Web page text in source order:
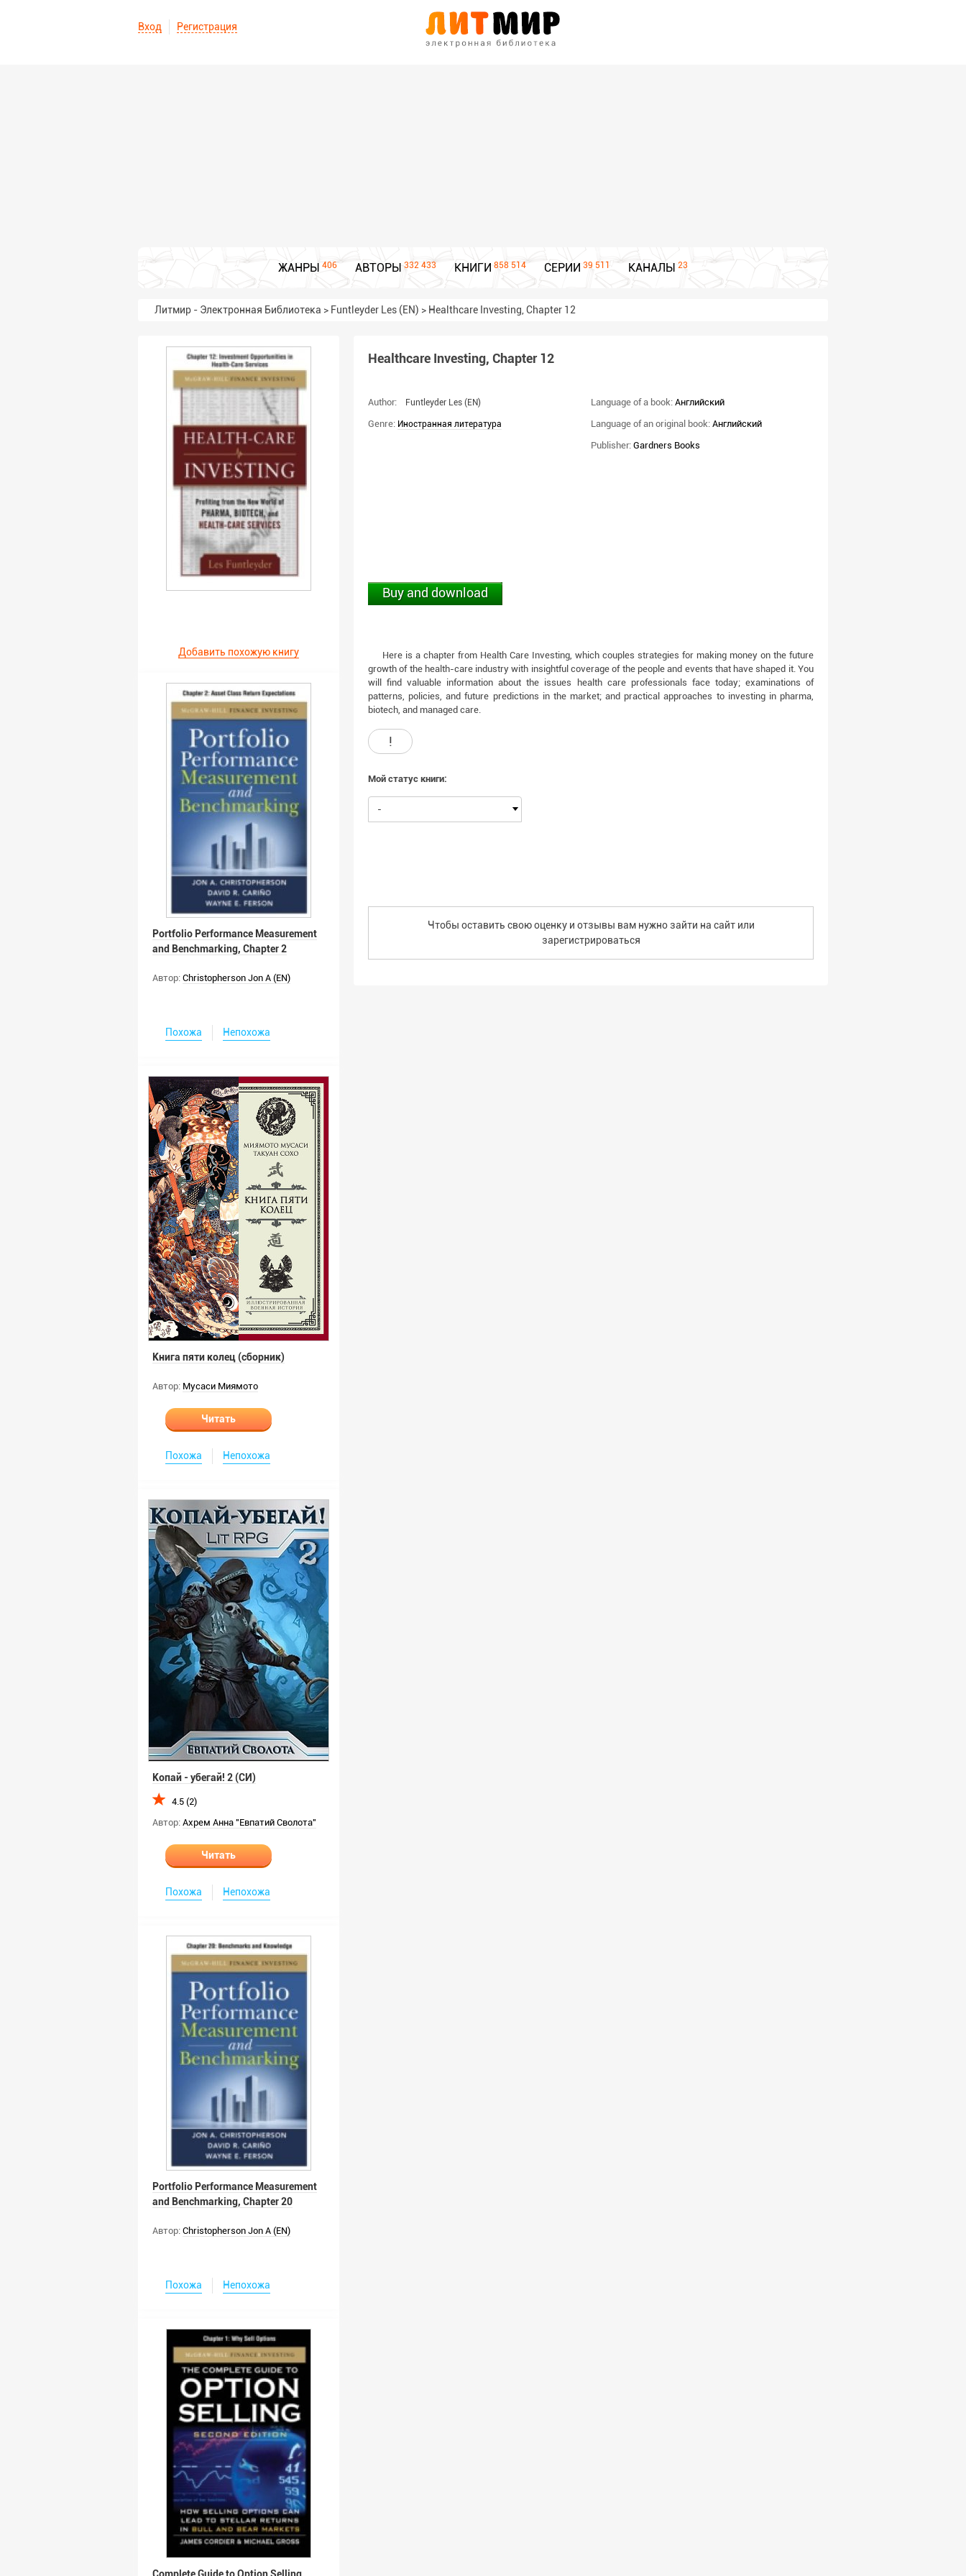
Вход Регистрация
ЖАНРЫ 406 АВТОРЫ 332 433 КНИГИ 858 514 СЕРИИ 39 511 КАНАЛЫ 23
Литмир - Электронная Библиотека > Funtleyder Les (EN) > Healthcare Investing, Chapter 12
Добавить похожую книгу
Portfolio Performance Measurement
and Benchmarking, Chapter 2
Автор: Christopherson Jon A (EN)
Похожа Непохожа
Книга пяти колец (сборник)
Автор: Мусаси Миямото
Читать
Похожа Непохожа
Копай - убегай! 2 (СИ)
4.5 (2)
Автор: Ахрем Анна "Евпатий Сволота"
Читать
Похожа Непохожа
Portfolio Performance Measurement
and Benchmarking, Chapter 20
Автор: Christopherson Jon A (EN)
Похожа Непохожа
Healthcare Investing, Chapter 12
Author: Funtleyder Les (EN)
Genre: Иностранная литература
Language of a book: Английский
Language of an original book: Английский
Publisher: Gardners Books
Buy and download
Here is a chapter from Health Care Investing, which couples strategies for making money on the future
growth of the health-care industry with insightful coverage of the people and events that have shaped it. You
will find valuable information about the issues health care professionals face today; examinations of
patterns, policies, and future predictions in the market; and practical approaches to investing in pharma,
biotech, and managed care.
!
Мой статус книги:
-
Чтобы оставить свою оценку и отзывы вам нужно зайти на сайт или
зарегистрироваться